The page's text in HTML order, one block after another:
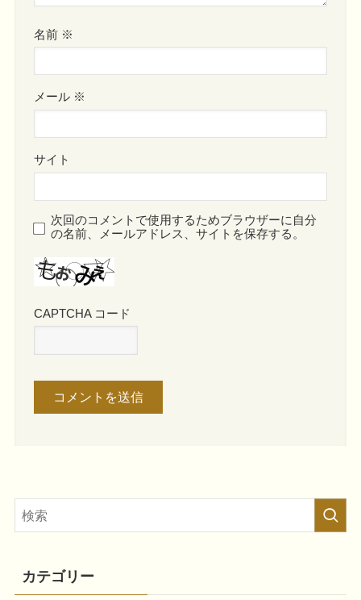
名前 ※
メール ※
サイト
次回のコメントで使用するためブラウザーに自分
の名前、メールアドレス、サイトを保存する。
CAPTCHA コード
カテゴリー